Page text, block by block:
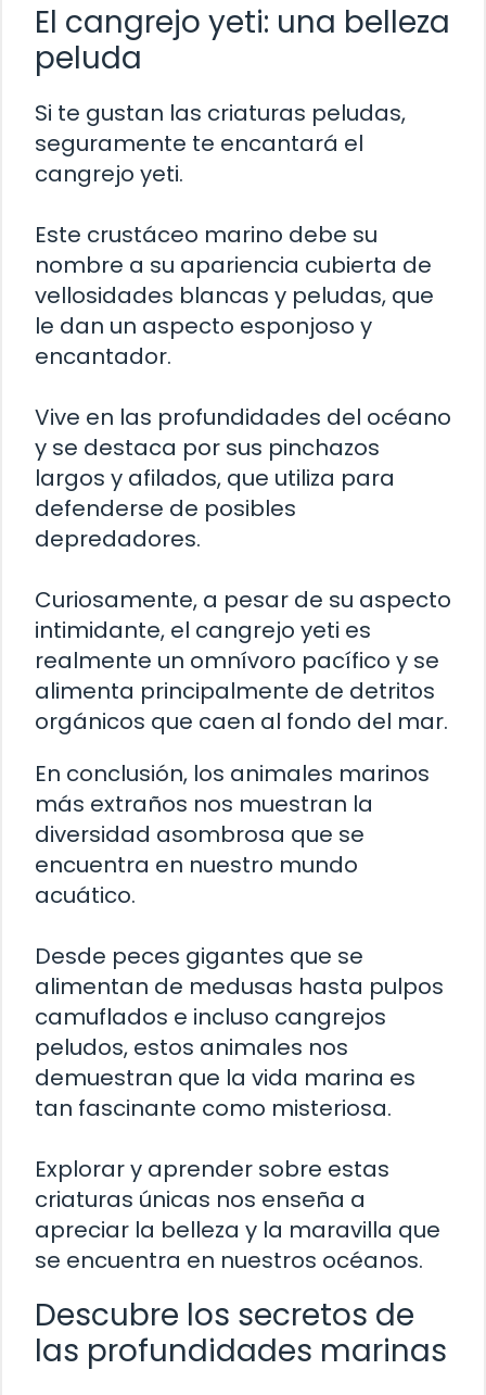
El cangrejo yeti: una belleza
peluda
Si te gustan las criaturas peludas,
seguramente te encantará el
cangrejo yeti.
Este crustáceo marino debe su
nombre a su apariencia cubierta de
vellosidades blancas y peludas, que
le dan un aspecto esponjoso y
encantador.
Vive en las profundidades del océano
y se destaca por sus pinchazos
largos y afilados, que utiliza para
defenderse de posibles
depredadores.
Curiosamente, a pesar de su aspecto
intimidante, el cangrejo yeti es
realmente un omnívoro pacífico y se
alimenta principalmente de detritos
orgánicos que caen al fondo del mar.
En conclusión, los animales marinos
más extraños nos muestran la
diversidad asombrosa que se
encuentra en nuestro mundo
acuático.
Desde peces gigantes que se
alimentan de medusas hasta pulpos
camuflados e incluso cangrejos
peludos, estos animales nos
demuestran que la vida marina es
tan fascinante como misteriosa.
Explorar y aprender sobre estas
criaturas únicas nos enseña a
apreciar la belleza y la maravilla que
se encuentra en nuestros océanos.
Descubre los secretos de
las profundidades marinas